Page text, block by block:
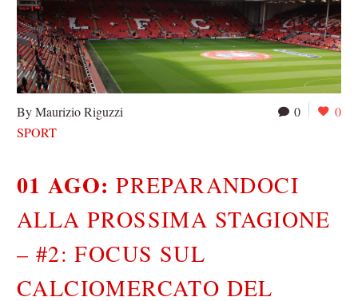
0 0
By Maurizio Riguzzi
SPORT
01 AGO:PREPARANDOCI
ALLA PROSSIMA STAGIONE
– #2: FOCUS SUL
CALCIOMERCATO DEL